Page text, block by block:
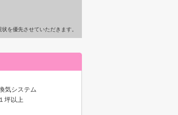
を優先させていただきます。
気システム
坪以上